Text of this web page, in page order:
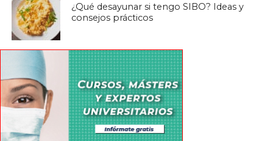
¿Qué desayunar si tengo SIBO? Ideas y
consejos prácticos